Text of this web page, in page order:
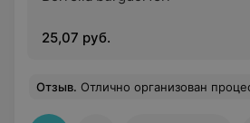
25,07 руб.
Отзыв. Отлично организован процесс,